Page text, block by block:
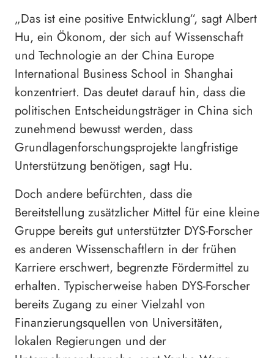
„Das ist eine positive Entwicklung“, sagt Albert
Hu, ein Ökonom, der sich auf Wissenschaft
und Technologie an der China Europe
International Business School in Shanghai
konzentriert. Das deutet darauf hin, dass die
politischen Entscheidungsträger in China sich
zunehmend bewusst werden, dass
Grundlagenforschungsprojekte langfristige
Unterstützung benötigen, sagt Hu.
Doch andere befürchten, dass die
Bereitstellung zusätzlicher Mittel für eine kleine
Gruppe bereits gut unterstützter DYS-Forscher
es anderen Wissenschaftlern in der frühen
Karriere erschwert, begrenzte Fördermittel zu
erhalten. Typischerweise haben DYS-Forscher
bereits Zugang zu einer Vielzahl von
Finanzierungsquellen von Universitäten,
lokalen Regierungen und der